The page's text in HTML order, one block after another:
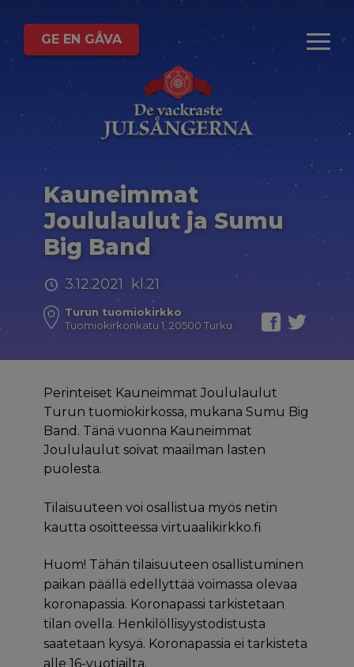
GE EN GÅVA
Kauneimmat
Joululaulut ja Sumu
Big Band
3.12.2021 kl.21
Turun tuomiokirkko
Tuomiokirkonkatu 1, 20500 Turku
Perinteiset Kauneimmat Joululaulut
Turun tuomiokirkossa, mukana Sumu Big
Band. Tänä vuonna Kauneimmat
Joululaulut soivat maailman lasten
puolesta.
Tilaisuuteen voi osallistua myös netin
kautta osoitteessa virtuaalikirkko.fi
Huom! Tähän tilaisuuteen osallistuminen
paikan päällä edellyttää voimassa olevaa
koronapassia. Koronapassi tarkistetaan
tilan ovella. Henkilöllisyystodistusta
saatetaan kysyä. Koronapassia ei tarkisteta
alle 16-vuotiailta.